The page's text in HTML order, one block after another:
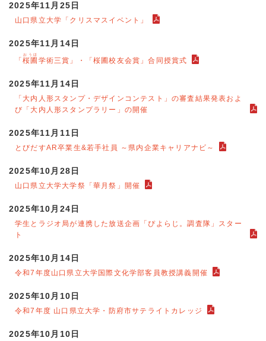
2025年11月25日
山口県立大学「クリスマスイベント」
2025年11月14日
「桜圃
おうほ
学術三賞」・「桜圃校友会賞」合同授賞式
2025年11月14日
「大内人形スタンプ・デザインコンテスト」の審査結果発表およ
び「大内人形スタンプラリー」の開催
2025年11月11日
とびだすAR卒業生&若手社員 ～県内企業キャリアナビ～
2025年10月28日
山口県立大学大学祭「華月祭」開催
2025年10月24日
学生とラジオ局が連携した放送企画「ぴよらじ。調査隊」スター
ト
2025年10月14日
令和7年度山口県立大学国際文化学部客員教授講義開催
2025年10月10日
令和7年度 山口県立大学・防府市サテライトカレッジ
2025年10月10日